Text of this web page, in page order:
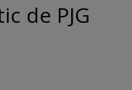
de PJG